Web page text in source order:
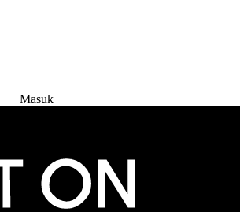
Masuk